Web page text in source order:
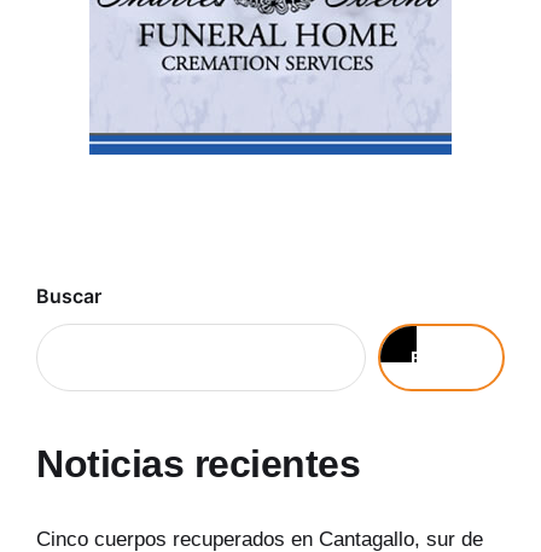
Buscar
Buscar
Noticias recientes
Cinco cuerpos recuperados en Cantagallo, sur de